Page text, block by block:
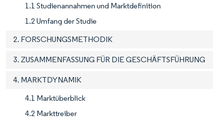
1.1 Studienannahmen und Marktdefinition
1.2 Umfang der Studie
2. FORSCHUNGSMETHODIK
3. ZUSAMMENFASSUNG FÜR DIE GESCHÄFTSFÜHRUNG
4. MARKTDYNAMIK
4.1 Marktüberblick
4.2 Markttreiber